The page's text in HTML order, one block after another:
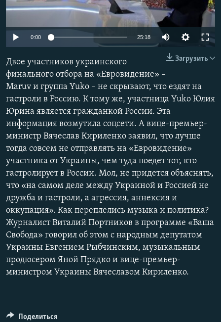
ПОБЕДИТЕЛЕЙ НЕ СУДЯТ?
КРЫМ.НЕПОКОРЕННЫЙ
УКРАИНСКАЯ ПРОБЛЕМА КРЫМА
ПРИСОЕДИНЯЙТЕСЬ!
Все сайты RFE/RL
0:00 25:18
Загрузить
Двое участников украинского
финального отбора на «Евровидение» –
Maruv и группа Yuko – не скрывают, что ездят на
гастроли в Россию. К тому же, участница Yuko Юлия
Юрина является гражданкой России. Эта
информация возмутила соцсети. А вице-премьер-
министр Вячеслав Кириленко заявил, что лучше
тогда совсем не отправлять на «Евровидение»
участника от Украины, чем туда поедет тот, кто
гастролирует в России. Мол, не придется объяснять,
что «на самом деле между Украиной и Россией не
дружба и гастроли, а агрессия, аннексия и
оккупация». Как переплелись музыка и политика?
Журналист Виталий Портников в программе «Ваша
Свобода» говорил об этом с народным депутатом
Украины Евгением Рыбчинским, музыкальным
продюсером Яной Прядко и вице-премьер-
министром Украины Вячеславом Кириленко.
Поделиться